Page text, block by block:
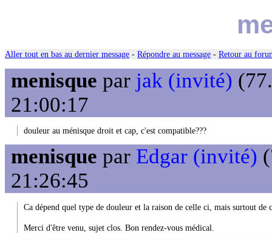
Aller tout en bas au dernier message - Répondre au message - Retour au
menisque par jak (invité)
21:00:17
douleur au ménisque droit et cap, c'est compatible???
menisque par Edgar (invité)
21:26:45
Ca dépend quel type de douleur et la raison de celle ci, mais surtout de
Merci d'être venu, sujet clos. Bon rendez-vous médical.